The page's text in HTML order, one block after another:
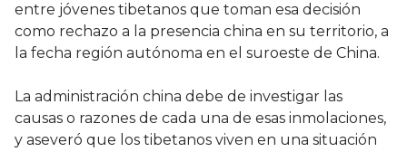
entre jóvenes tibetanos que toman esa decisión
como rechazo a la presencia china en su territorio, a
la fecha región autónoma en el suroeste de China.
La administración china debe de investigar las
causas o razones de cada una de esas inmolaciones,
y aseveró que los tibetanos viven en una situación